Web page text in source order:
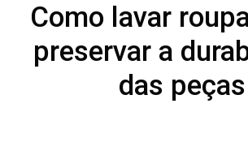
Como lavar
preservar a
das peças